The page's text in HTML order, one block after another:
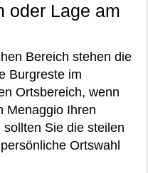
oder Lage am
Bereich stehen die
Burgreste im
Ortsbereich, wenn
Menaggio Ihren
Sie die steilen
Ortswahl